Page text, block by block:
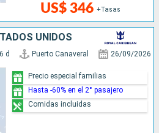
US$ 346 +Tasas
UNIDOS
6 d Puerto Canaveral 26/09/2026
Precio especial familias
Hasta -60% en el 2° pasajero
Comidas incluidas